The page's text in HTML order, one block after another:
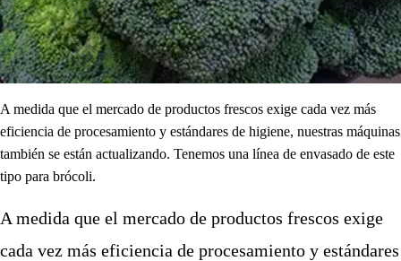
A medida que el mercado de productos frescos exige cada vez más
eficiencia de procesamiento y estándares de higiene, nuestras máquinas
también se están actualizando. Tenemos una línea de envasado de este
tipo para brócoli.
A medida que el mercado de productos frescos exige
cada vez más eficiencia de procesamiento y estándares